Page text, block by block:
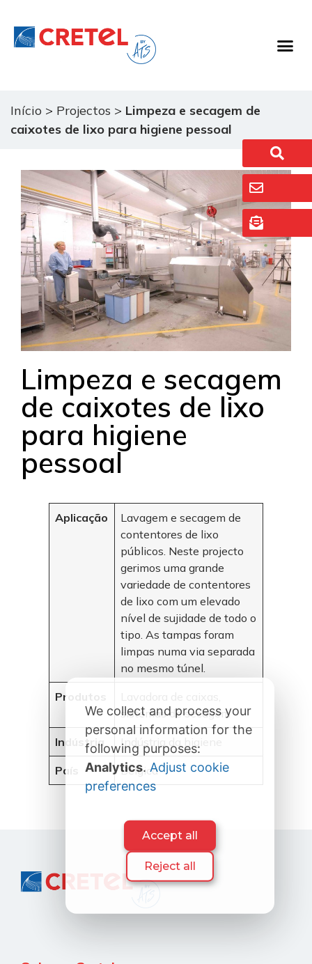
Início > Projectos > Limpeza e secagem de
caixotes de lixo para higiene pessoal
Limpeza e secagem
de caixotes de lixo
para higiene
pessoal
Aplicação
Lavagem e secagem de
contentores de lixo
públicos. Neste projecto
gerimos uma grande
variedade de contentores
de lixo com um elevado
nível de sujidade de todo o
tipo. As tampas foram
limpas numa via separada
no mesmo túnel.
Produtos
sistemas de secagem
Indústria Indústria da higiene
País Bélgica
We collect and process your
personal information for the
following purposes:
Analytics. Adjust cookie
preferences
Accept all
Reject all